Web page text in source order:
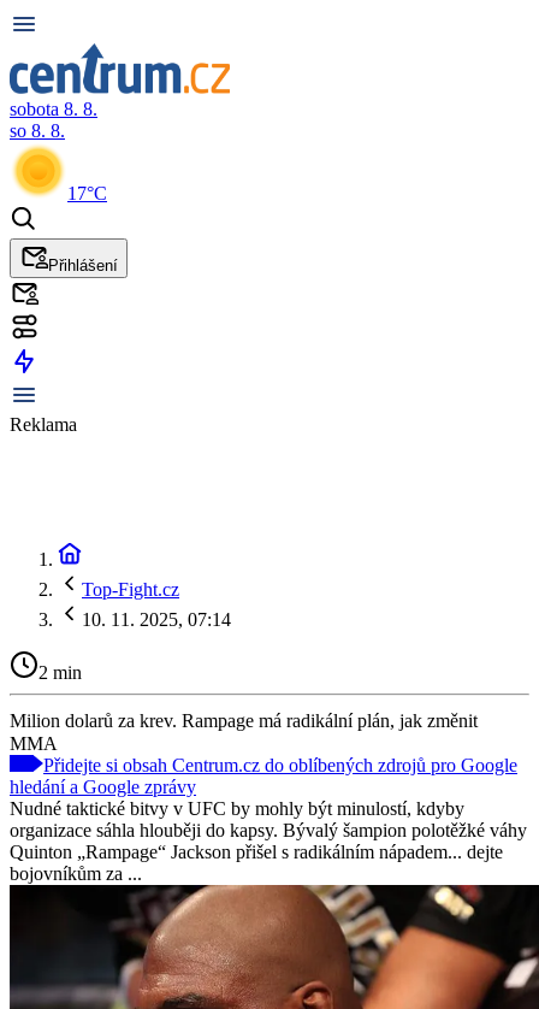
sobota 8. 8.
so 8. 8.
17°C
Přihlášení
Reklama
Top-Fight.cz
10. 11. 2025, 07:14
2 min
Milion dolarů za krev. Rampage má radikální plán, jak změnit
MMA
Přidejte si obsah Centrum.cz do oblíbených zdrojů pro Google
hledání a Google zprávy
Nudné taktické bitvy v UFC by mohly být minulostí, kdyby
organizace sáhla hlouběji do kapsy. Bývalý šampion polotěžké váhy
Quinton „Rampage“ Jackson přišel s radikálním nápadem... dejte
bojovníkům za ...